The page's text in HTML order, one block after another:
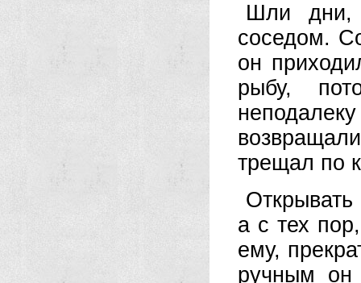
Шли дни,
соседом.
он
рыбу,
трещал по
а с тех
ему,
ручным он